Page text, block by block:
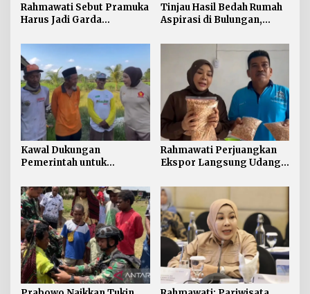
Rahmawati Sebut Pramuka
Harus Jadi Garda
Generasi Perbatasan dari
Narkoba
Tinjau Hasil Bedah Rumah
Aspirasi di Bulungan,
Bantuan Penyelesaian
Pintu dan Jendela
Kawal Dukungan
Pemerintah untuk
Rahmawati Serap Aspirasi
Petani di Desa Gunung
Putih
Rahmawati Perjuangkan
Ekspor Langsung Udang